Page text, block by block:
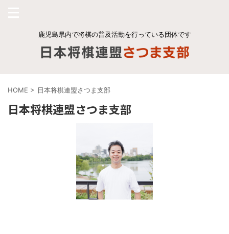
鹿児島県内で将棋の普及活動を行っている団体です
HOME > 日本将棋連盟さつま支部
日本将棋連盟さつま支部